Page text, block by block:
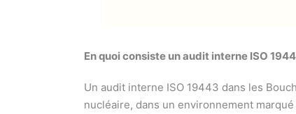
En quoi consiste un audit interne ISO
Un audit interne ISO 19443 dans les
nucléaire, dans un environnement